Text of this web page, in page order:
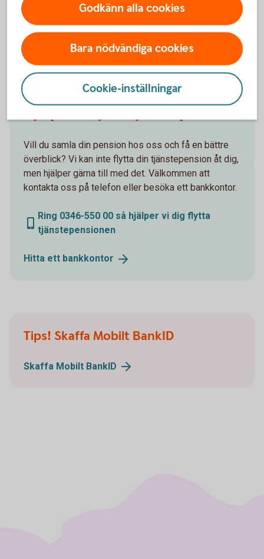
Vill du samla din pension hos oss och få en bättre
överblick? Vi kan inte flytta din tjänstepension åt dig,
men hjälper gärna till med det. Välkommen att
kontakta oss på telefon eller besöka ett bankkontor.
Ring 0346-550 00 så hjälper vi dig flytta
tjänstepensionen
Hitta ett bankkontor
Få hjälp med
flytt av pension
Tips! Skaffa Mobilt BankID
Skaffa Mobilt BankID
Godkänn alla cookies
Bara nödvändiga cookies
Cookie-inställningar